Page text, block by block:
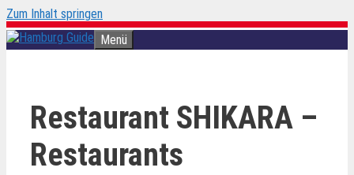
Zum Inhalt springen
Menü
Restaurant SHIKARA –
Restaurants